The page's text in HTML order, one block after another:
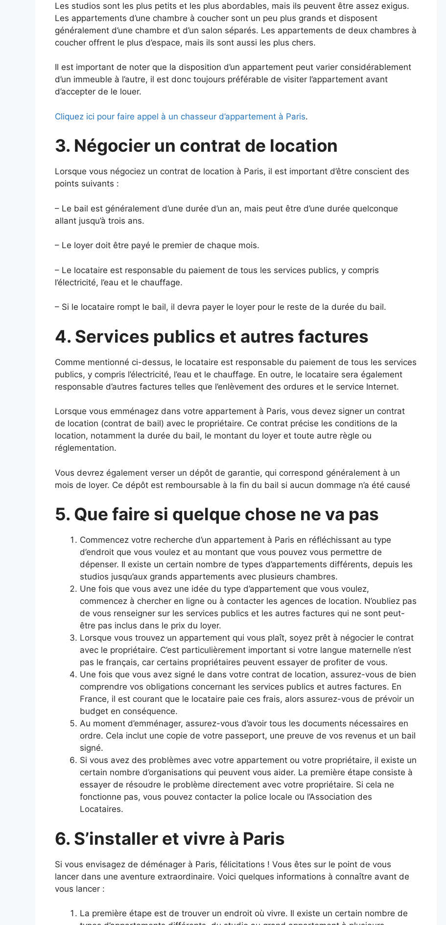
Les studios sont les plus petits et les plus abordables, mais ils peuvent être assez exigus.
Les appartements d’une chambre à coucher sont un peu plus grands et disposent
généralement d’une chambre et d’un salon séparés. Les appartements de deux chambres à
coucher offrent le plus d’espace, mais ils sont aussi les plus chers.
Il est important de noter que la disposition d’un appartement peut varier considérablement
d’un immeuble à l’autre, il est donc toujours préférable de visiter l’appartement avant
d’accepter de le louer.
Cliquez ici pour faire appel à un chasseur d’appartement à Paris.
3. Négocier un contrat de location
Lorsque vous négociez un contrat de location à Paris, il est important d’être conscient des
points suivants :
– Le bail est généralement d’une durée d’un an, mais peut être d’une durée quelconque
allant jusqu’à trois ans.
– Le loyer doit être payé le premier de chaque mois.
– Le locataire est responsable du paiement de tous les services publics, y compris
l’électricité, l’eau et le chauffage.
– Si le locataire rompt le bail, il devra payer le loyer pour le reste de la durée du bail.
4. Services publics et autres factures
Comme mentionné ci-dessus, le locataire est responsable du paiement de tous les services
publics, y compris l’électricité, l’eau et le chauffage. En outre, le locataire sera également
responsable d’autres factures telles que l’enlèvement des ordures et le service Internet.
Lorsque vous emménagez dans votre appartement à Paris, vous devez signer un contrat
de location (contrat de bail) avec le propriétaire. Ce contrat précise les conditions de la
location, notamment la durée du bail, le montant du loyer et toute autre règle ou
réglementation.
Vous devrez également verser un dépôt de garantie, qui correspond généralement à un
mois de loyer. Ce dépôt est remboursable à la fin du bail si aucun dommage n’a été causé
5. Que faire si quelque chose ne va pas
Commencez votre recherche d’un appartement à Paris en réfléchissant au type
d’endroit que vous voulez et au montant que vous pouvez vous permettre de
dépenser. Il existe un certain nombre de types d’appartements différents, depuis les
studios jusqu’aux grands appartements avec plusieurs chambres.
Une fois que vous avez une idée du type d’appartement que vous voulez,
commencez à chercher en ligne ou à contacter les agences de location. N’oubliez pas
de vous renseigner sur les services publics et les autres factures qui ne sont peut-
être pas inclus dans le prix du loyer.
Lorsque vous trouvez un appartement qui vous plaît, soyez prêt à négocier le contrat
avec le propriétaire. C’est particulièrement important si votre langue maternelle n’est
pas le français, car certains propriétaires peuvent essayer de profiter de vous.
Une fois que vous avez signé le dans votre contrat de location, assurez-vous de bien
comprendre vos obligations concernant les services publics et autres factures. En
France, il est courant que le locataire paie ces frais, alors assurez-vous de prévoir un
budget en conséquence.
Au moment d’emménager, assurez-vous d’avoir tous les documents nécessaires en
ordre. Cela inclut une copie de votre passeport, une preuve de vos revenus et un bail
signé.
Si vous avez des problèmes avec votre appartement ou votre propriétaire, il existe un
certain nombre d’organisations qui peuvent vous aider. La première étape consiste à
essayer de résoudre le problème directement avec votre propriétaire. Si cela ne
fonctionne pas, vous pouvez contacter la police locale ou l’Association des
Locataires.
6. S’installer et vivre à Paris
Si vous envisagez de déménager à Paris, félicitations ! Vous êtes sur le point de vous
lancer dans une aventure extraordinaire. Voici quelques informations à connaître avant de
vous lancer :
La première étape est de trouver un endroit où vivre. Il existe un certain nombre de